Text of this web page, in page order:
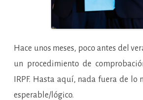
Hace unos meses, poco antes del
un procedimiento de
IRPF. Hasta aquí, nada fuera de lo
esperable/lógico.